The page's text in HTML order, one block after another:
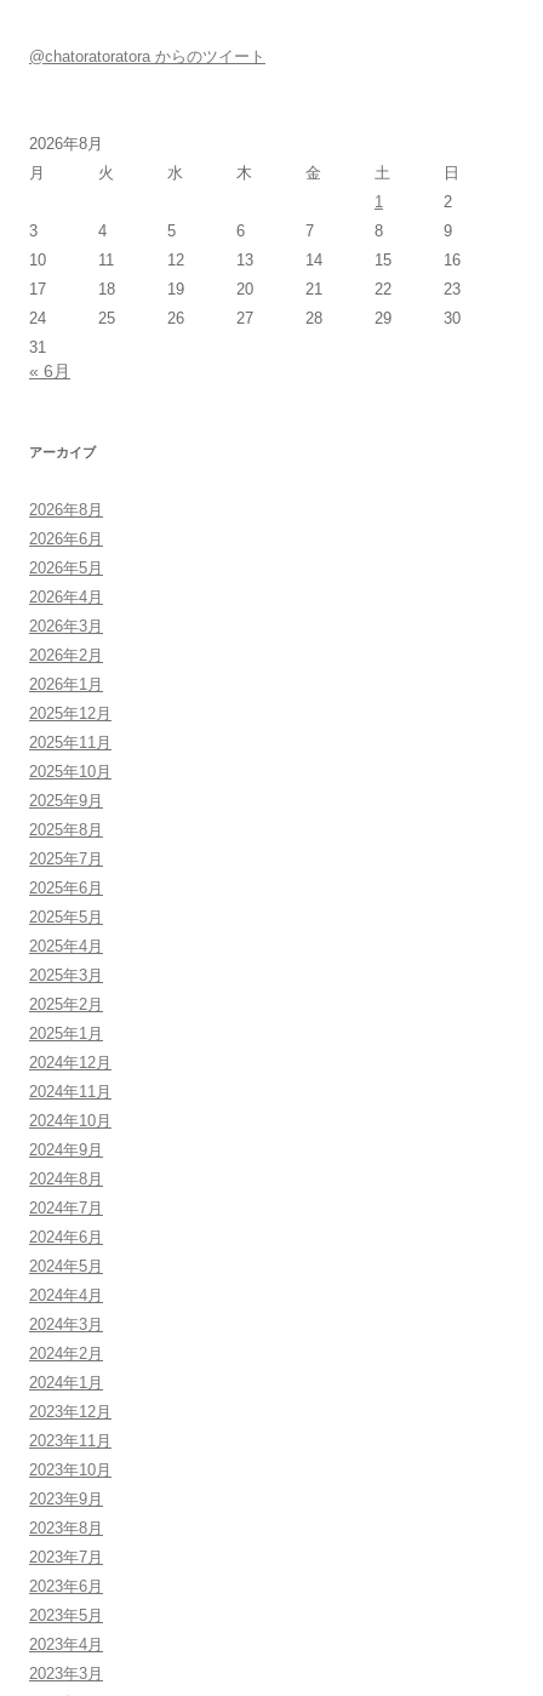
@chatoratoratora からのツイート
2026年8月
月
火 水 木 金 土
日
1
2
3
4 5 6 7 8
9
10
11 12 13 14 15
16
17
18 19 20 21 22
23
24
25 26 27 28 29
30
31
« 6月
アーカイブ
2026年8月
2026年6月
2026年5月
2026年4月
2026年3月
2026年2月
2026年1月
2025年12月
2025年11月
2025年10月
2025年9月
2025年8月
2025年7月
2025年6月
2025年5月
2025年4月
2025年3月
2025年2月
2025年1月
2024年12月
2024年11月
2024年10月
2024年9月
2024年8月
2024年7月
2024年6月
2024年5月
2024年4月
2024年3月
2024年2月
2024年1月
2023年12月
2023年11月
2023年10月
2023年9月
2023年8月
2023年7月
2023年6月
2023年5月
2023年4月
2023年3月